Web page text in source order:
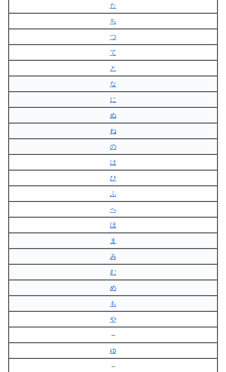
た
ち
つ
て
と
な
に
ぬ
ね
の
は
ひ
ふ
へ
ほ
ま
み
む
め
も
や
–
ゆ
–